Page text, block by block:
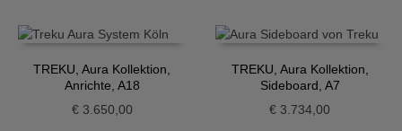
TREKU, Aura Kollektion,
Anrichte, A18
€3.650,00
TREKU, Aura Kollektion,
Sideboard, A7
€ 3.734,00